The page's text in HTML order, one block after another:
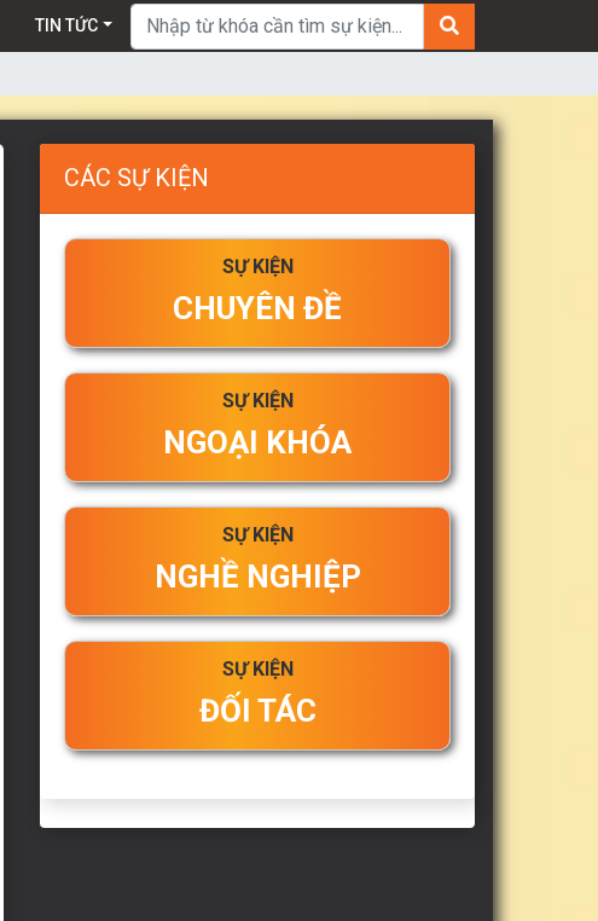
TIN TỨC Tìm kiếm:
CÁC SỰ KIỆN
SỰ KIỆN
CHUYÊN ĐỀ
SỰ KIỆN
NGOẠI KHÓA
SỰ KIỆN
NGHỀ NGHIỆP
SỰ KIỆN
ĐỐI TÁC